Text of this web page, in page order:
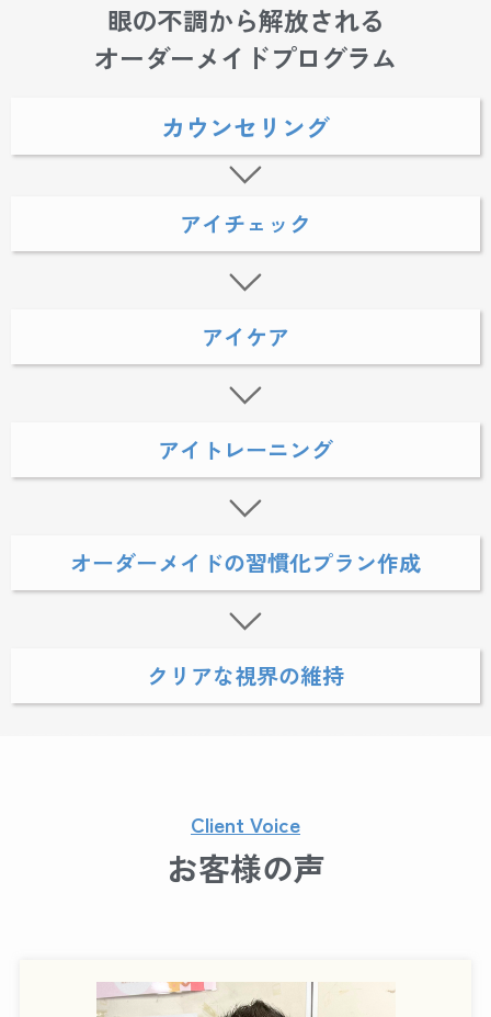
眼の不調から解放される
オーダーメイドプログラム
カウンセリング
アイチェック
アイケア
アイトレーニング
オーダーメイドの習慣化プラン作成
クリアな視界の維持
Client Voice
お客様の声